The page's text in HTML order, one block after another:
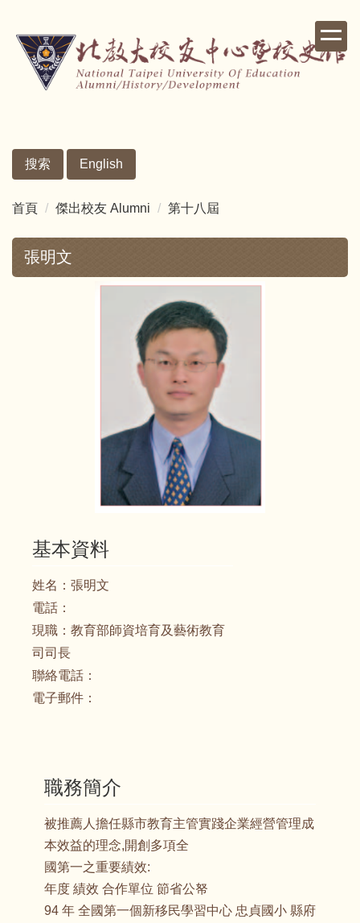
到
搜索 English
首頁 傑出校友 Alumni 第十八屆
張明文
基本資料
姓名： 張明文
電話：
現職： 教育部師資培育及藝術教育
司司長
聯絡電話：
電子郵件：
職務簡介
被推薦人擔任縣市教育主管實踐企業經營管理成
本效益的理念,開創多項全
國第一之重要績效:
年度 績效 合作單位 節省公帑
94 年 全國第一個新移民學習中心 忠貞國小 縣府